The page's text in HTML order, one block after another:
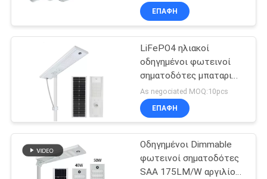
ΕΠΑΦΉ
LiFePO4 ηλιακοί
οδηγημένοι φωτεινοί
σηματοδότες μπαταριών
IP65 120W 150lm/W
As negociated MOQ:10pcs
ΕΠΑΦΉ
Οδηγημένοι Dimmable
φωτεινοί σηματοδότες
SAA 175LM/W αργιλίου